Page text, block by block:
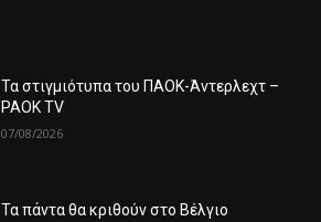
Τα στιγμιότυπα του ΠΑΟΚ-Άντερλεχτ –
PAOK TV
07/08/2026
Τα πάντα θα κριθούν στο Βέλγιο